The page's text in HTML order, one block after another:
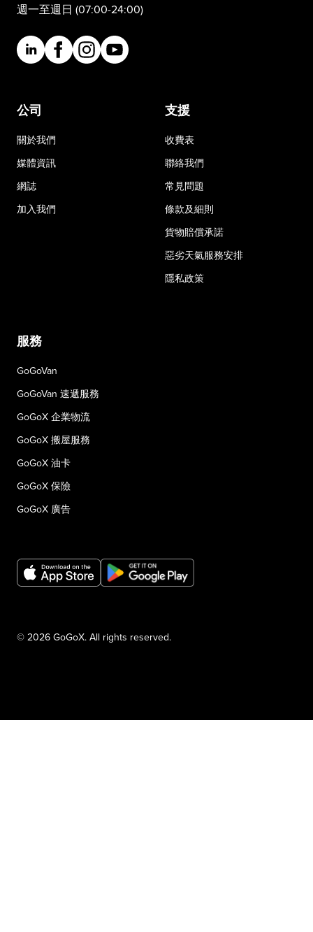
週一至週日 (07:00-24:00)
公司
關於我們
媒體資訊
網誌
加入我們
服務
GoGoVan
GoGoVan 速遞服務
GoGoX 企業物流
GoGoX 搬屋服務
GoGoX 油卡
GoGoX 保險
GoGoX 廣告
支援
收費表
聯絡我們
常見問題
條款及細則
貨物賠償承諾
惡劣天氣服務安排
隱私政策
© 2026 GoGoX. All rights reserved.